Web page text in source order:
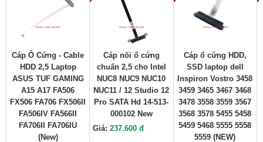
Cáp Ổ Cứng - Cable
HDD 2,5 Laptop
ASUS TUF GAMING
A15 A17 FA506
FX506 FA706 FX506II
FA506IV FA566II
FA706II FA706IU
(New)
Cáp nối ổ cứng
chuẩn 2,5 cho Intel
NUC8 NUC9 NUC10
NUC11 / 12 Studio 12
Pro SATA Hd 14-513-
000102 New
Giá:237.600 đ
Cáp ổ cứng HDD,
SSD laptop dell
Inspiron Vostro 3458
3459 3465 3467 3468
3478 3558 3559 3567
3568 3578 5455 5458
5459 5468 5555 5558
5559 (NEW)